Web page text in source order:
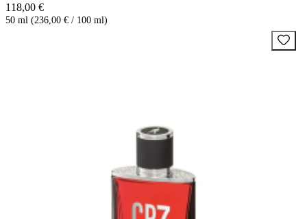
118,00 €
50 ml (236,00 € / 100 ml)